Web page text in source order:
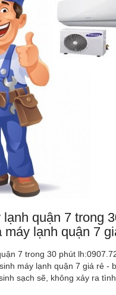
quận 7 trong
máy lạnh quận 7
7 trong 30 phút
máy lạnh quận 7 giá rẻ -
sạch sẽ, không xảy ra